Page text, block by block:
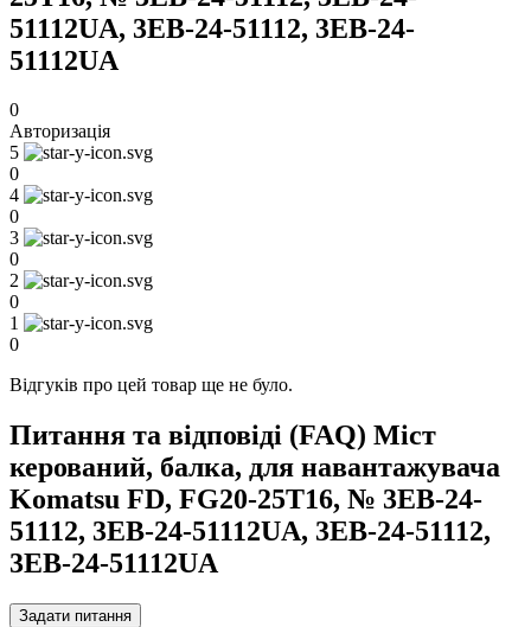
51112UA, 3EB-24-51112, 3EB-24-
51112UA
0
Авторизація
5
0
4
0
3
0
2
0
1
0
Відгуків про цей товар ще не було.
Питання та відповіді (FAQ) Міст
керований, балка, для навантажувача
Komatsu FD, FG20-25T16, № 3EB-24-
51112, 3EB-24-51112UA, 3EB-24-51112,
3EB-24-51112UA
Задати питання